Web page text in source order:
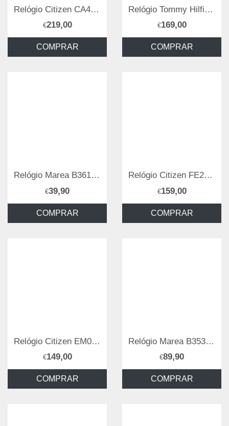
Relógio Citizen CA4505-21X
€219,00
COMPRAR
Relógio Tommy Hilfiger 1782590
€169,00
COMPRAR
Relógio Marea B36159/2
€39,90
COMPRAR
Relógio Citizen FE2110-81L
€159,00
COMPRAR
Relógio Citizen EM0491-81D
€149,00
COMPRAR
Relógio Marea B35357/1
€89,90
COMPRAR